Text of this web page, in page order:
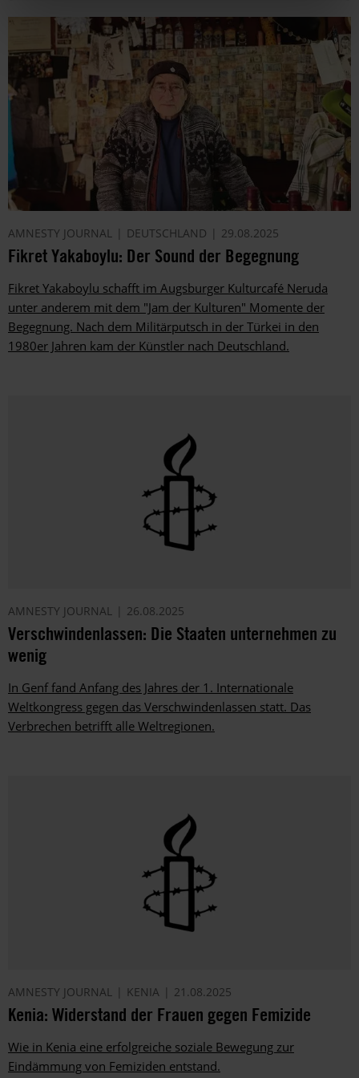
AMNESTY JOURNAL DEUTSCHLAND 29.08.2025
Fikret Yakaboylu: Der Sound der Begegnung
Fikret Yakaboylu schafft im Augsburger Kulturcafé Neruda
unter anderem mit dem "Jam der Kulturen" Momente der
Begegnung. Nach dem Militärputsch in der Türkei in den
1980er Jahren kam der Künstler nach Deutschland.
AMNESTY JOURNAL 26.08.2025
Verschwindenlassen: Die Staaten unternehmen zu
wenig
In Genf fand Anfang des Jahres der 1. Internationale
Weltkongress gegen das Verschwindenlassen statt. Das
Verbrechen betrifft alle Weltregionen.
AMNESTY JOURNAL KENIA 21.08.2025
Kenia: Widerstand der Frauen gegen Femizide
Wie in Kenia eine erfolgreiche soziale Bewegung zur
Eindämmung von Femiziden entstand.